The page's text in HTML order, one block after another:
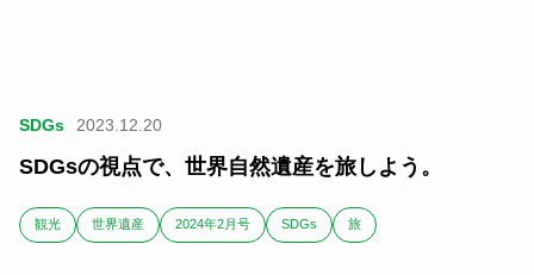
SDGs 2023.12.20
SDGsの視点で、世界自然遺産を旅しよう。
観光 世界遺産 2024年2月号 SDGs 旅